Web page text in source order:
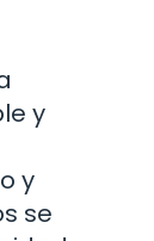
y
y
se